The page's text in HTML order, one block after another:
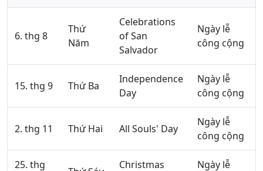
6. thg 8
Thứ
Năm
Celebrations
of San
Salvador
Ngày lễ
công cộng
15. thg 9 Thứ Ba
Independence
Day
Ngày lễ
công cộng
2. thg 11 Thứ Hai All Souls' Day
Ngày lễ
công cộng
25. thg Christmas Ngày lễ